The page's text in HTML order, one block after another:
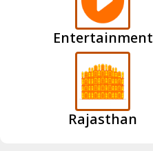
Entertainment
Rajasthan